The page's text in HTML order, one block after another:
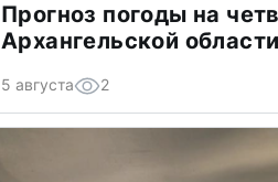
Прогноз погоды на
Архангельской области
5 августа 2